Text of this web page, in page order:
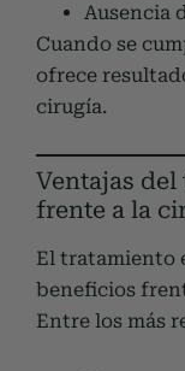
Ausencia
Cuando se
ofrece
cirugía.
Ventajas
frente a la
El tratamiento
beneficios
Entre los más